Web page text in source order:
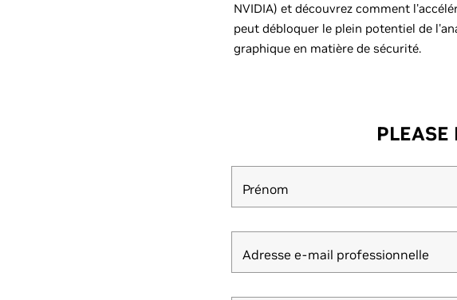
NVIDIA) et découvrez comment
peut débloquer le plein potentiel de
graphique en matière de sécurité.
PLEASE
Prénom
Adresse e-mail professionnelle